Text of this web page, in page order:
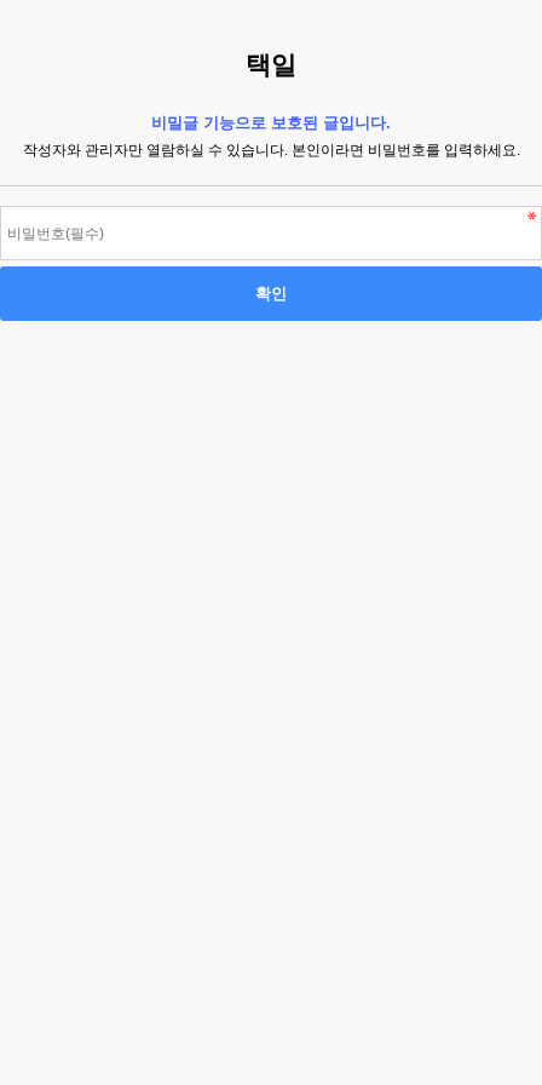
택일
비밀글 기능으로 보호된 글입니다.
작성자와 관리자만 열람하실 수 있습니다. 본인이라면 비밀번호를 입력하세요.